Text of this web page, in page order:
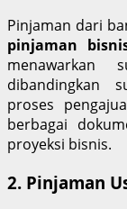
Pinjaman dari
pinjaman
dibandingkan
proses
berbagai
proyeksi bisnis.
2. Pinjaman